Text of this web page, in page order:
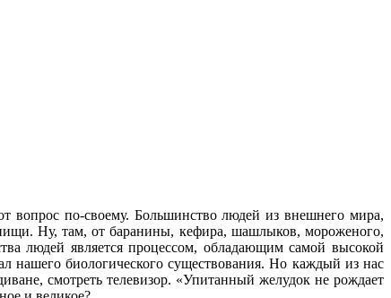
вопрос по-своему. Большинство людей из внешнего мира,
Ну, там, от баранины, кефира, шашлыков, мороженого,
людей является процессом, обладающим самой высокой
нашего биологического существования. Но каждый из нас
смотреть телевизор. «Упитанный желудок не рождает